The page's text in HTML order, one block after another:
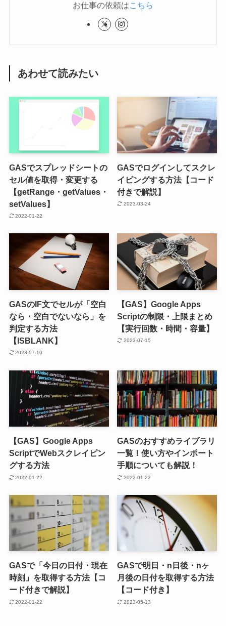
お仕事の依頼はこちら
あわせて読みたい
GASでスプレッドシートの
セル値を取得・変更する
【getRange・getValues・
setValues】
2022-01-22
GASでログインしてスクレ
イピングする方法【コード
付きで解説】
2023-03-24
GASのIF文でセルが「空白
なら・空白でないなら」を
判定する方法
【ISBLANK】
2023-07-10
【GAS】Google Apps
Scriptの制限・上限まとめ
【実行回数・時間・容量】
2023-07-15
【GAS】Google Apps
ScriptでWebスクレイピン
グする方法
2022-01-22
GASのおすすめライブラリ
一覧！使い方やインポート
手順についても解説！
2022-01-22
GASで「今日の日付・現在
時刻」を取得する方法【コ
ード付きで解説】
2022-01-22
GASで明日・n日後・nヶ
月後の日付を取得する方法
【コード付き】
2023-05-13